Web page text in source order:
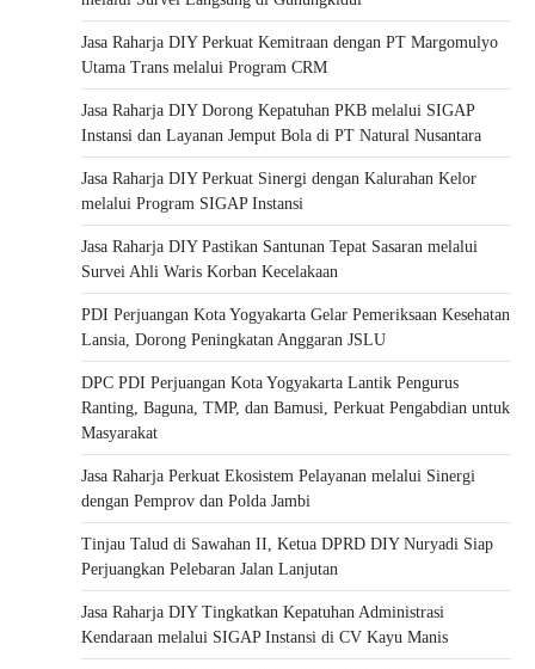
Jasa Raharja DIY Perkuat Kemitraan dengan PT Margomulyo
Utama Trans melalui Program CRM
Jasa Raharja DIY Dorong Kepatuhan PKB melalui SIGAP
Instansi dan Layanan Jemput Bola di PT Natural Nusantara
Jasa Raharja DIY Perkuat Sinergi dengan Kalurahan Kelor
melalui Program SIGAP Instansi
Jasa Raharja DIY Pastikan Santunan Tepat Sasaran melalui
Survei Ahli Waris Korban Kecelakaan
PDI Perjuangan Kota Yogyakarta Gelar Pemeriksaan Kesehatan
Lansia, Dorong Peningkatan Anggaran JSLU
DPC PDI Perjuangan Kota Yogyakarta Lantik Pengurus
Ranting, Baguna, TMP, dan Bamusi, Perkuat Pengabdian untuk
Masyarakat
Jasa Raharja Perkuat Ekosistem Pelayanan melalui Sinergi
dengan Pemprov dan Polda Jambi
Tinjau Talud di Sawahan II, Ketua DPRD DIY Nuryadi Siap
Perjuangkan Pelebaran Jalan Lanjutan
Jasa Raharja DIY Tingkatkan Kepatuhan Administrasi
Kendaraan melalui SIGAP Instansi di CV Kayu Manis